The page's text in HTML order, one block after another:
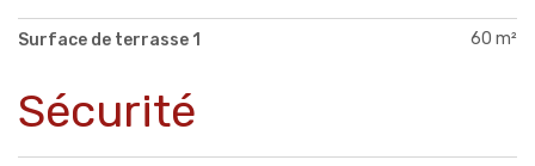
Surface de terrasse 1 60 m²
Sécurité